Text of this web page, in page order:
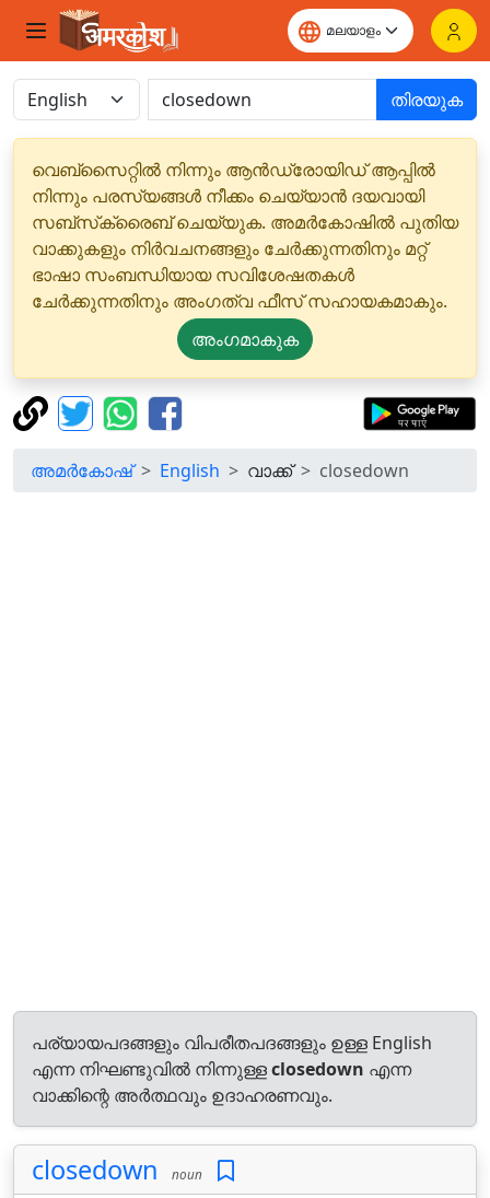
തിരയുക
വെബ്‌സൈറ്റിൽ നിന്നും ആൻഡ്രോയിഡ് ആപ്പിൽ
നിന്നും പരസ്യങ്ങൾ നീക്കം ചെയ്യാൻ ദയവായി
സബ്‌സ്‌ക്രൈബ് ചെയ്യുക. അമർകോഷിൽ പുതിയ
വാക്കുകളും നിർവചനങ്ങളും ചേർക്കുന്നതിനും മറ്റ്
ഭാഷാ സംബന്ധിയായ സവിശേഷതകൾ
ചേർക്കുന്നതിനും അംഗത്വ ഫീസ് സഹായകമാകും.
അംഗമാകുക
അമർകോഷ് English വാക്ക് closedown
പര്യായപദങ്ങളും വിപരീതപദങ്ങളും ഉള്ള English
എന്ന നിഘണ്ടുവിൽ നിന്നുള്ളclosedown എന്ന
വാക്കിന്റെ അർത്ഥവും ഉദാഹരണവും.
closedown noun